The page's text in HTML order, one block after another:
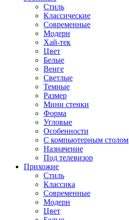
Стиль
Классические
Современные
Модерн
Хай-тек
Цвет
Белые
Венге
Светлые
Темные
Размер
Мини стенки
Форма
Угловые
Особенности
С компьютерным столом
Назначение
Под телевизор
Прихожие
Стиль
Классика
Современные
Модерн
Цвет